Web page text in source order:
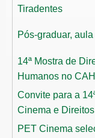
Tiradentes
Pós-graduar,
14ª Mostra de
Humanos no
Convite para a
Cinema e
PET Cinema